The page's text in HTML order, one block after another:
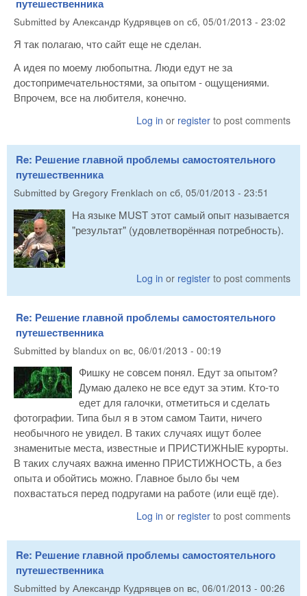
путешественника
Submitted by Александр Кудрявцев on сб, 05/01/2013 - 23:02
Я так полагаю, что сайт еще не сделан.
А идея по моему любопытна. Люди едут не за
достопримечательностями, за опытом - ощущениями.
Впрочем, все на любителя, конечно.
Log in or register to post comments
Re: Решение главной проблемы самостоятельного
путешественника
Submitted by Gregory Frenklach on сб, 05/01/2013 - 23:51
На языке MUST этот самый опыт называется
"результат" (удовлетворённая потребность).
Log in or register to post comments
Re: Решение главной проблемы самостоятельного
путешественника
Submitted by blandux on вс, 06/01/2013 - 00:19
Фишку не совсем понял. Едут за опытом?
Думаю далеко не все едут за этим. Кто-то
едет для галочки, отметиться и сделать
фотографии. Типа был я в этом самом Таити, ничего
необычного не увидел. В таких случаях ищут более
знаменитые места, известные и ПРИСТИЖНЫЕ курорты.
В таких случаях важна именно ПРИСТИЖНОСТЬ, а без
опыта и обойтись можно. Главное было бы чем
похвастаться перед подругами на работе (или ещё где).
Log in or register to post comments
Re: Решение главной проблемы самостоятельного
путешественника
Submitted by Александр Кудрявцев on вс, 06/01/2013 - 00:26